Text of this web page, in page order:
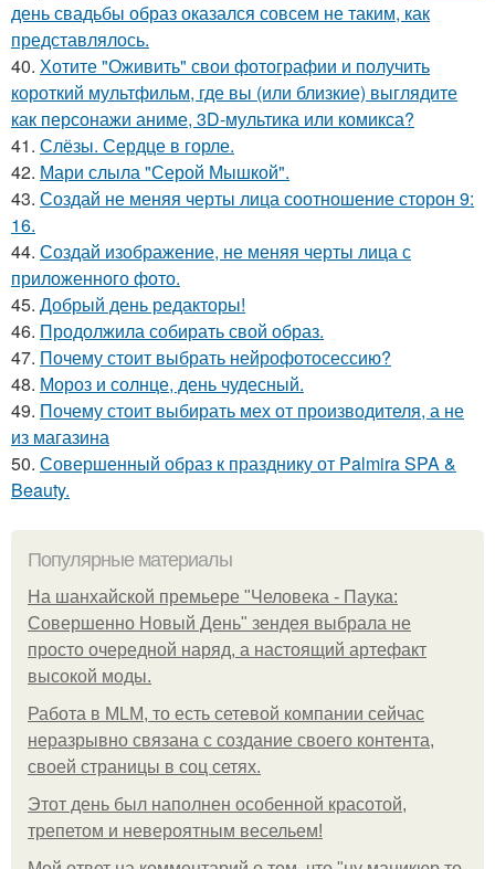
день свадьбы образ оказался совсем не таким, как
представлялось.
40. Хотите "Оживить" свои фотографии и получить
короткий мультфильм, где вы (или близкие) выглядите
как персонажи аниме, 3D-мультика или комикса?
41. Слёзы. Сердце в горле.
42. Мари слыла "Серой Мышкой".
43. Создай не меняя черты лица соотношение сторон 9:
16.
44. Создай изображение, не меняя черты лица с
приложенного фото.
45. Добрый день редакторы!
46. Продолжила собирать свой образ.
47. Почему стоит выбрать нейрофотосессию?
48. Мороз и солнце, день чудесный.
49. Почему стоит выбирать мех от производителя, а не
из магазина
50. Совершенный образ к празднику от Palmira SPA &
Beauty.
Популярные материалы
На шанхайской премьере "Человека - Паука:
Совершенно Новый День" зендея выбрала не
просто очередной наряд, а настоящий артефакт
высокой моды.
Работа в MLM, то есть сетевой компании сейчас
неразрывно связана с создание своего контента,
своей страницы в соц сетях.
Этот день был наполнен особенной красотой,
трепетом и невероятным весельем!